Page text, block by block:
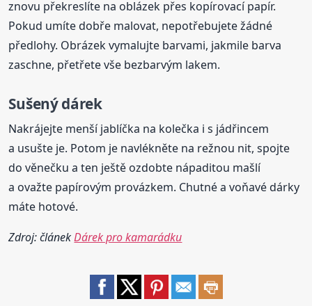
znovu překreslíte na oblázek přes kopírovací papír.
Pokud umíte dobře malovat, nepotřebujete žádné
předlohy. Obrázek vymalujte barvami, jakmile barva
zaschne, přetřete vše bezbarvým lakem.
Sušenýdárek
Nakrájejte menší jablíčka na kolečka i s jádřincem
a usušte je. Potom je navlékněte na režnou nit, spojte
do věnečku a ten ještě ozdobte nápaditou mašlí
a ovažte papírovým provázkem. Chutné a voňavé dárky
máte hotové.
Zdroj: článekDárek pro kamarádku